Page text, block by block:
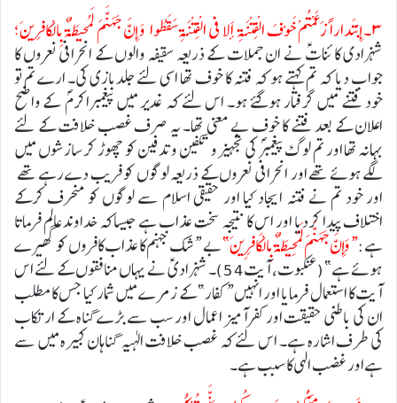
۳۔ إِبْتَداراً زَعَمْتُمْ خَوْفَ الْفِتْنَةِ أَلا فی الْفِتْنَةِ سَقَطُوا وَ إِنَّ جَهَنَّمَ لَمُحیطَةٌ بِالْکافِرینَ؛
شہزادی کائناتؑ نے ان جملات کے ذریعہ سقیفہ والوں کے انحرافی نعروں کا
جواب دیا کہ تم کہتے ہو کہ فتنہ کا خوف تھا اسی لئے جلدبازی کی۔ ارے تم تو
خود فتنے میں گرفتار ہوگئے ہو۔ اس لئے کہ غدیر میں پیغمبراکرمؐ کے واضح
اعلان کے بعد فتنے کا خوف بے معنی تھا۔ یہ صرف غصب خلافت کے لئے
بہانہ تھا اور تم لوگ پیغمبرؐ کی تجہیز و تکفین و تدفین کو چھوڑ کر سازشوں میں
لگے ہوئے تھے اور انحرافی نعروں کے ذریعہ لوگوں کو فریب دے رہے تھے
اور خود تم نے فتنہ ایجاد کیا اور حقیقی اسلام سے لوگوں کو منحرف کرکے
اختلاف پیدا کردیا اور اس کا نتیجہ سخت عذاب ہے جیساکہ خداوندعالم فرماتا
ہے:“وَإِنَّ جَهَنَّمَ لَمُحِيطَةٌ بِالْكَافِرِينَ”بے “شک جہنم کا عذاب کافروں کو گھیرے
ہوئے ہے”(عنکبوت، آیت54)۔ شہزادیؑ نے یہاں منافقوں کے لئے اس
آیت کا استعمال فرمایا اور انہیں “کفار” کے زمرے میں شمار کیا جس کا مطلب
ان کی باطنی حقیقت اور کفرآمیز اعمال اور سب سے بڑے گناہ کے ارتکاب
کی طرف اشارہ ہے۔ اس لئے کہ غصب خلافت الہیہ گناہان کبیرہ میں سے
ہےاور غضب الہی کا سبب ہے۔